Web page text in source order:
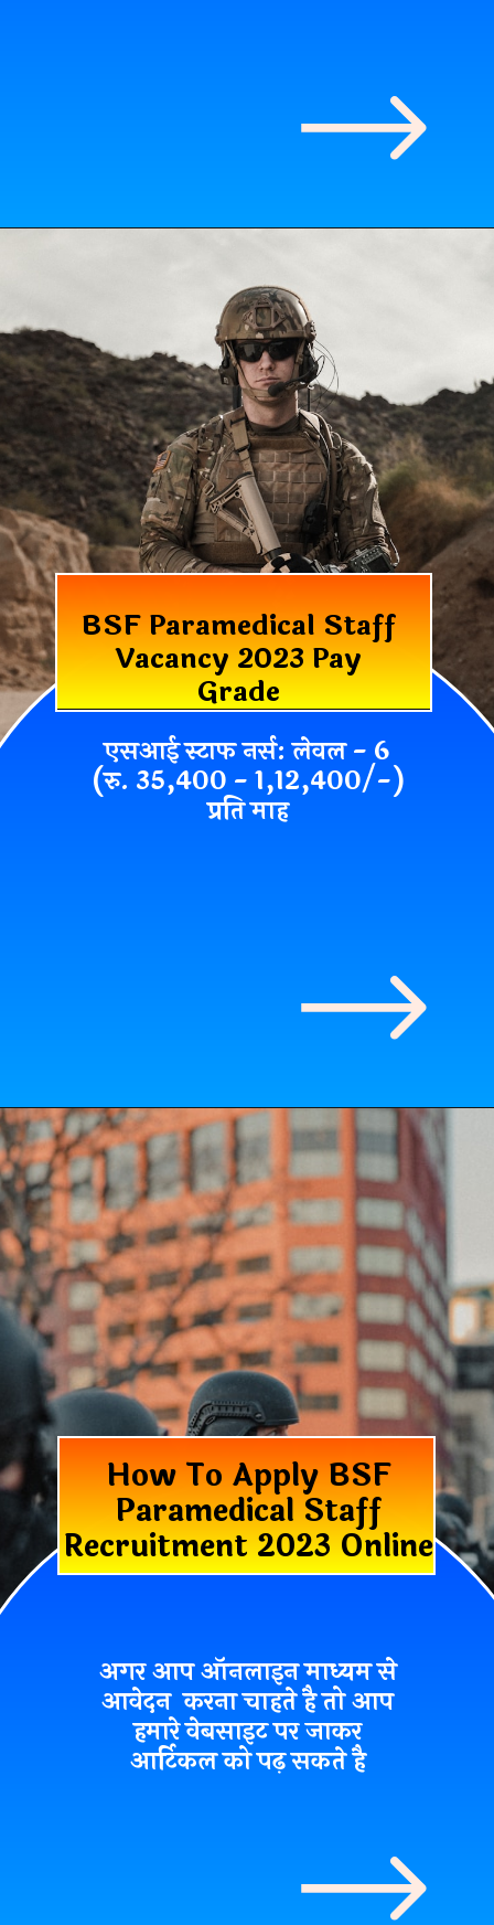
BSF Paramedical Staff
Vacancy 2023 Pay
Grade
एसआई स्टाफ नर्स: लेवल - 6
(रु. 35,400 - 1,12,400/-)
प्रति माह
How To Apply BSF
Paramedical Staff
Recruitment 2023 Online
अगर आप ऑनलाइन माध्यम से
आवेदन करना चाहते है तो आप
हमारे वेबसाइट पर जाकर
आर्टिकल को पढ़ सकते है